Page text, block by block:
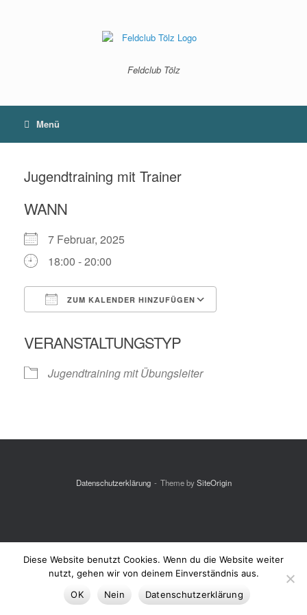
Feldclub Tölz
Menü
Jugendtraining mit Trainer
WANN
7 Februar, 2025
18:00 - 20:00
ZUM KALENDER HINZUFÜGEN
VERANSTALTUNGSTYP
Jugendtraining mit Übungsleiter
Datenschutzerklärung Theme bySiteOrigin
Diese Website benutzt Cookies. Wenn du die Website weiter
nutzt, gehen wir von deinem Einverständnis aus.
OK
Nein Datenschutzerklärung